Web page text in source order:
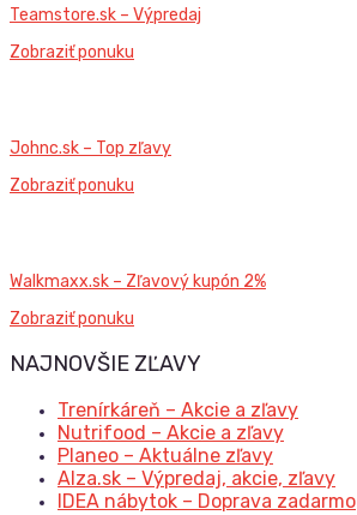
Teamstore.sk – Výpredaj
Zobraziť ponuku
Johnc.sk – Top zľavy
Zobraziť ponuku
Walkmaxx.sk – Zľavový kupón 2%
Zobraziť ponuku
NAJNOVŠIE ZĽAVY
Trenírkáreň – Akcie a zľavy
Nutrifood – Akcie a zľavy
Planeo – Aktuálne zľavy
Alza.sk – Výpredaj, akcie, zľavy
IDEA nábytok – Doprava zadarmo